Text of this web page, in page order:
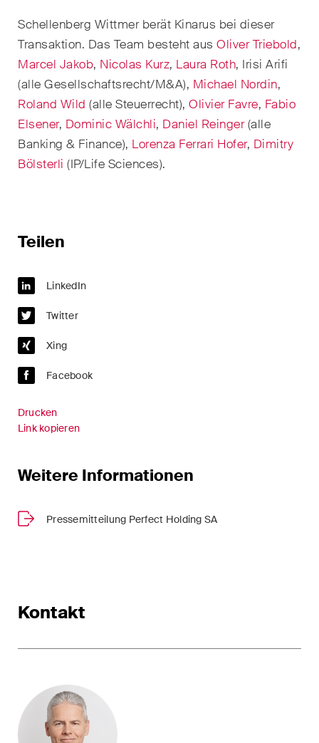
Schellenberg Wittmer berät Kinarus bei dieser
Transaktion. Das Team besteht aus Oliver Triebold,
Marcel Jakob, Nicolas Kurz, Laura Roth, Irisi Arifi
(alle Gesellschaftsrecht/M&A), Michael Nordin,
Roland Wild (alle Steuerrecht), Olivier Favre, Fabio
Elsener, Dominic Wälchli, Daniel Reinger(alle
Banking & Finance), Lorenza Ferrari Hofer, Dimitry
Bölsterli (IP/Life Sciences).
Teilen
LinkedIn
Twitter
Xing
Facebook
Drucken
Link kopieren
Weitere Informationen
Pressemitteilung Perfect Holding SA
Kontakt
jüngsten Entwicklungen.
Arbeitsrecht
Banking & Finance
Baurecht
Dispute Resolution
ICT / Data / Cyberkriminalität
Immaterialgüterrecht
Internationale
Kunstrecht & Entertainment /
Insolvenz
Steuerrecht
Verwaltungsrecht und
öffentliche Beschaffungen